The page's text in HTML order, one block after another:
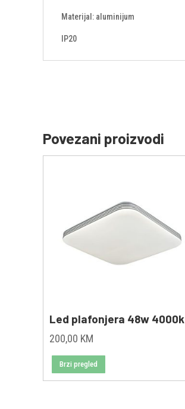
Materijal: aluminijum
IP20
Povezani proizvodi
Led plafonjera 48w 4000k
200,00 KM
Brzi pregled